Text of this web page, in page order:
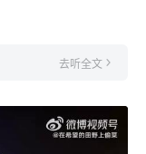
去听全文